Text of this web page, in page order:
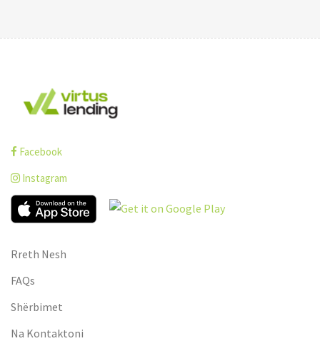
Facebook
Instagram
Rreth Nesh
FAQs
Shërbimet
Na Kontaktoni